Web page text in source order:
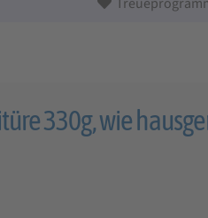
330g, wie